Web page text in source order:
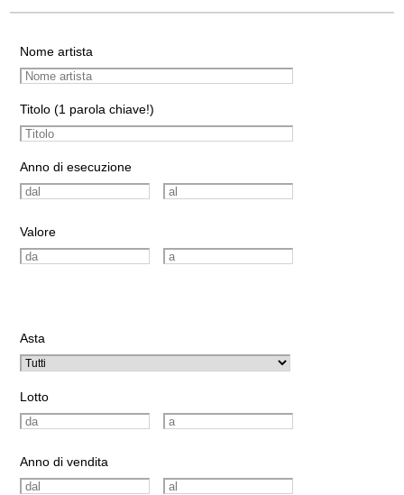
Nome artista
Titolo (1 parola chiave!)
Anno di esecuzione
Valore
Asta
Lotto
Anno di vendita